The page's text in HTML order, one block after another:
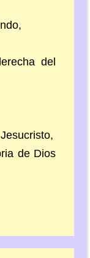
del
de Dios